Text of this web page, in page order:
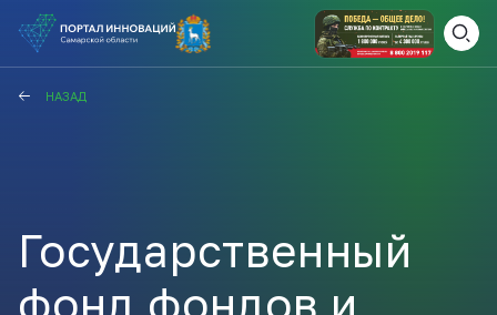
НАЗАД
Государственный
фонд фондов и
Анонсы публикаций
Новости компании
ЗАКРЫТЬ
ВАМ СЮДА
ПОЛЕЗНЫЕ СТАТЬИ И